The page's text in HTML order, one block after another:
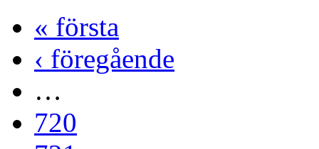
« första
‹ föregående
…
720